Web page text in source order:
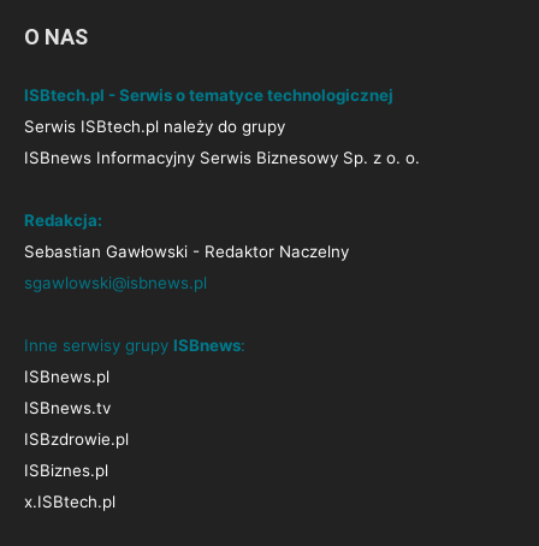
O NAS
ISBtech.pl - Serwis o tematyce technologicznej
Serwis ISBtech.pl należy do grupy
ISBnews Informacyjny Serwis Biznesowy Sp. z o. o.
Redakcja:
Sebastian Gawłowski - Redaktor Naczelny
sgawlowski@isbnews.pl
Inne serwisy grupy ISBnews:
ISBnews.pl
ISBnews.tv
ISBzdrowie.pl
ISBiznes.pl
x.ISBtech.pl